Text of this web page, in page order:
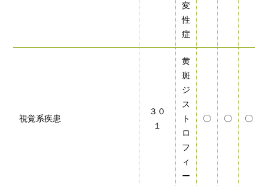
変
性
症
視覚系疾患
３０
１
黄
斑
ジ
ス
ト
ロ
フ
ィ
ー
〇 〇 〇